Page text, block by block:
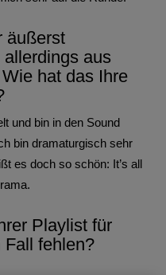
äußerst
aus
hat das Ihre
und bin in den Sound
bin dramaturgisch sehr
es doch so schön: It’s all
Playlist für
Fall fehlen?